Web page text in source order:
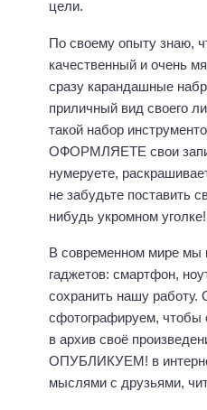
цели.
По своему опыту знаю,
качественный и очень
сразу карандашные
приличный вид своего
такой набор
ОФОРМЛЯЕТЕ свои
нумеруете,
не забудьте поставить
нибудь укромном уголке!
В современном мире мы
гаджетов: смартфон,
сохранить нашу работу.
сфотографируем, чтобы
в архив своё
ОПУБЛИКУЕМ! в
мыслями с друзьями,